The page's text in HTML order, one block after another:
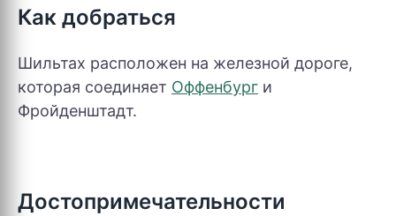
Как добраться
Шильтах расположен на железной дороге,
которая соединяет Оффенбург и
Фройденштадт.
Достопримечательности